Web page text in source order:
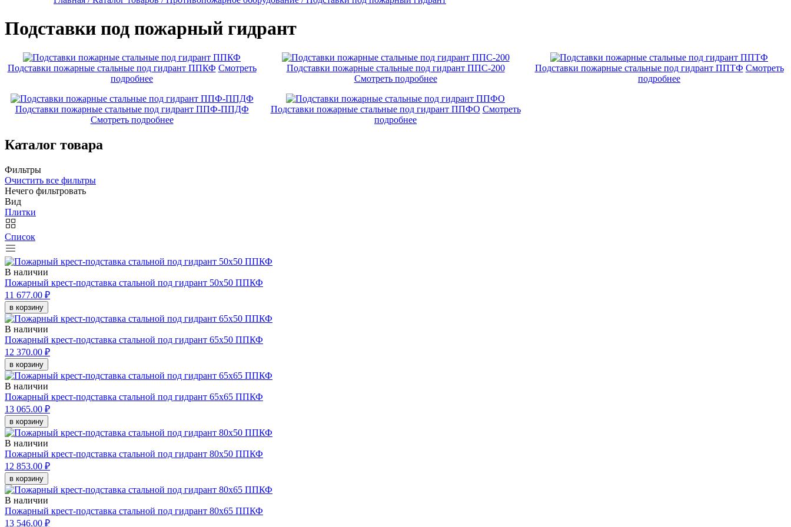
Подставки под пожарный гидрант
Подставки пожарные стальные под гидрант ППКФ Смотреть
подробнее
Подставки пожарные стальные под гидрант ППС-200
Смотреть подробнее
Подставки пожарные стальные под гидрант ППТФ Смотреть
подробнее
Подставки пожарные стальные под гидрант ППФ-ППДФ
Смотреть подробнее
Подставки пожарные стальные под гидрант ППФО Смотреть
подробнее
Каталог товара
Фильтры
Очистить все фильтры
Нечего фильтровать
Вид
Плитки
Список
В наличии
Пожарный крест-подставка стальной под гидрант 50х50 ППКФ
11 677.00 ₽
в корзину
В наличии
Пожарный крест-подставка стальной под гидрант 65х50 ППКФ
12 370.00 ₽
в корзину
В наличии
Пожарный крест-подставка стальной под гидрант 65х65 ППКФ
13 065.00 ₽
в корзину
В наличии
Пожарный крест-подставка стальной под гидрант 80х50 ППКФ
12 853.00 ₽
в корзину
В наличии
Пожарный крест-подставка стальной под гидрант 80х65 ППКФ
13 546.00 ₽